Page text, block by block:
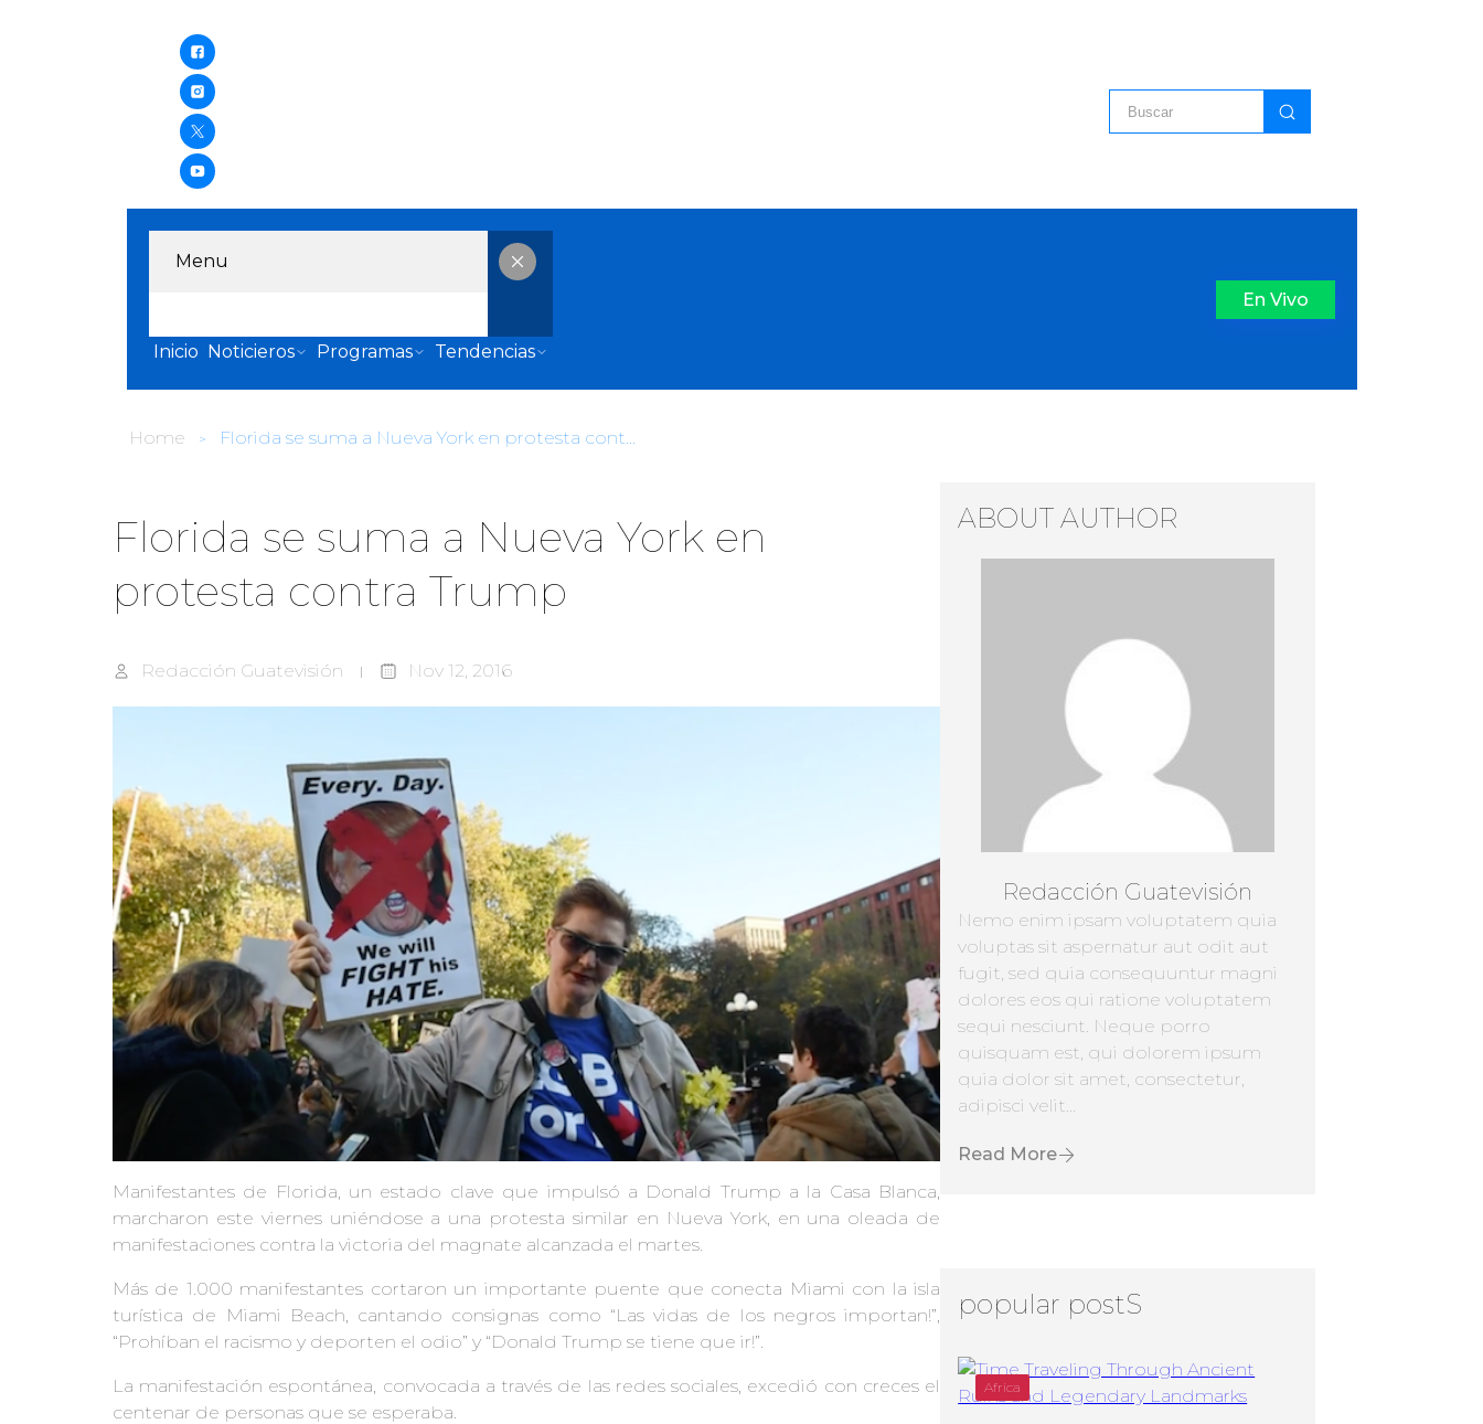
Menu
Inicio Noticieros Programas Tendencias
En Vivo
Home Florida se suma a Nueva York en protesta contra Trump
Florida se suma a Nueva York en
protesta contra Trump
Redacción Guatevisión Nov 12, 2016
Manifestantes de Florida, un estado clave que impulsó a Donald Trump a la Casa Blanca,
marcharon este viernes uniéndose a una protesta similar en Nueva York, en una oleada de
manifestaciones contra la victoria del magnate alcanzada el martes.
Más de 1.000 manifestantes cortaron un importante puente que conecta Miami con la isla
turística de Miami Beach, cantando consignas como “Las vidas de los negros importan!”,
“Prohíban el racismo y deporten el odio” y “Donald Trump se tiene que ir!”.
La manifestación espontánea, convocada a través de las redes sociales, excedió con creces el
centenar de personas que se esperaba.
ABOUT AUTHOR
Redacción Guatevisión
Nemo enim ipsam voluptatem quia
voluptas sit aspernatur aut odit aut
fugit, sed quia consequuntur magni
dolores eos qui ratione voluptatem
sequi nesciunt. Neque porro
quisquam est, qui dolorem ipsum
quia dolor sit amet, consectetur,
adipisci velit...
Read More
popular postS
Africa